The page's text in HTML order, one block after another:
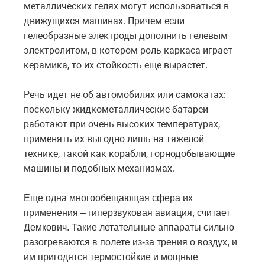
металлических гелях могут использоваться в
движущихся машинах. Причем если
гелеобразные электроды дополнить гелевым
электролитом, в котором роль каркаса играет
керамика, то их стойкость еще вырастет.
Речь идет не об автомобилях или самокатах:
поскольку жидкометаллические батареи
работают при очень высоких температурах,
применять их выгодно лишь на тяжелой
технике, такой как корабли, горнодобывающие
машины и подобных механизмах.
Еще одна многообещающая сфера их
применения – гиперзвуковая авиация, считает
Демкович. Такие летательные аппараты сильно
разогреваются в полете из-за трения о воздух, и
им пригодятся термостойкие и мощные